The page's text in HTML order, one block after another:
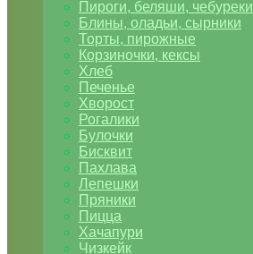
Пироги, беляши, чебуреки
Блины, оладьи, сырники
Торты, пирожные
Корзиночки, кексы
Хлеб
Печенье
Хворост
Рогалики
Булочки
Бисквит
Пахлава
Лепешки
Пряники
Пицца
Хачапури
Чизкейк